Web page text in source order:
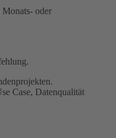
oder
Case, Datenqualität